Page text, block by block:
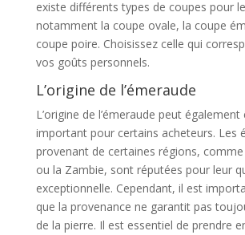
existe différents types de coupes pour
notamment la coupe ovale, la coupe
coupe poire. Choisissez celle qui
vos goûts personnels.
L’origine de l’émeraude
L’origine de l’émeraude peut
important pour certains acheteurs. Les
provenant de certaines régions,
ou la Zambie, sont réputées pour leur
exceptionnelle. Cependant, il est
que la provenance ne garantit pas
de la pierre. Il est essentiel de prendre